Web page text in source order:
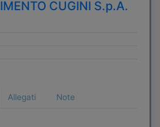
CUGINI S.p.A.
Allegati
Note